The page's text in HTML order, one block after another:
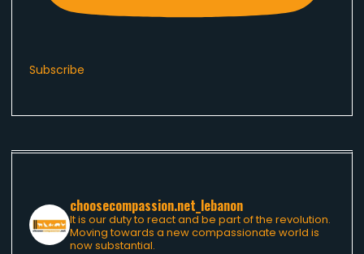
Subscribe
choosecompassion.net_lebanon
It is our duty to react and be part of the revolution.
Moving towards a new compassionate world is
now substantial.